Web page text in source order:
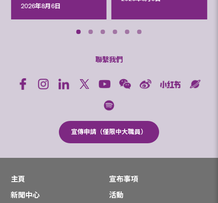
2026年8月6日
聯繫我們
宣傳申請（僅限中大職員）
主頁
宣布事項
新聞中心
活動